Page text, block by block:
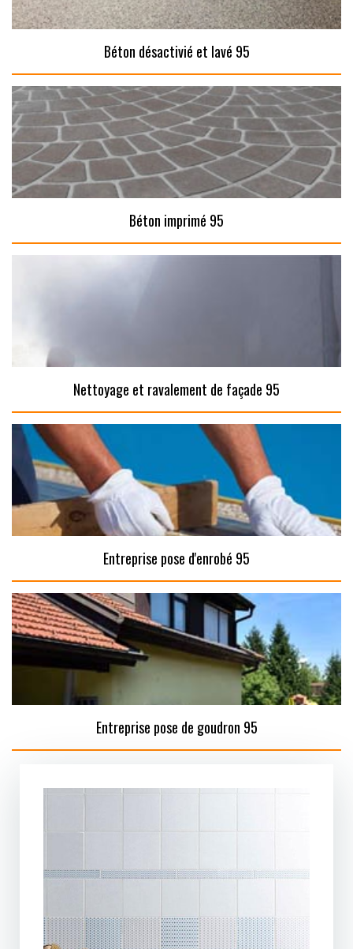
Béton désactivié et lavé 95
Béton imprimé 95
Nettoyage et ravalement de façade 95
Entreprise pose d'enrobé 95
Entreprise pose de goudron 95